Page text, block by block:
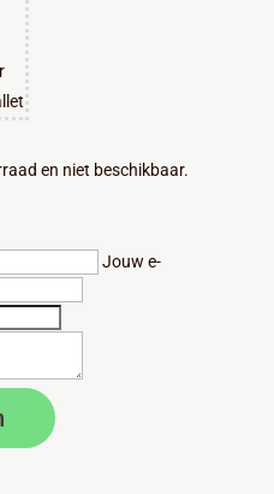
en niet beschikbaar.
Jouw e-